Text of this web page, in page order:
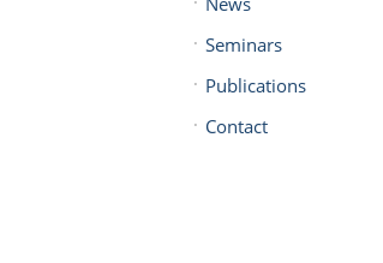
Seminars
Publications
Contact